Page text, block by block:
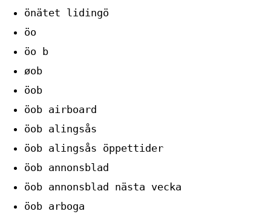
önätet lidingö
öo
öo b
øob
öob
öob airboard
öob alingsås
öob alingsås öppettider
öob annonsblad
öob annonsblad nästa vecka
öob arboga